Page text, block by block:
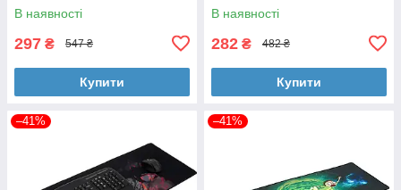
В наявності
297 ₴ 547 ₴
Купити
В наявності
282 ₴ 482 ₴
Купити
–41% –41%